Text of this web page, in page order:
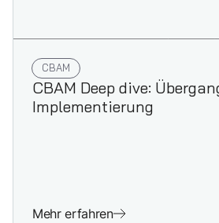
CBAM
CBAM Deep dive:
Implementierung
Mehr erfahren